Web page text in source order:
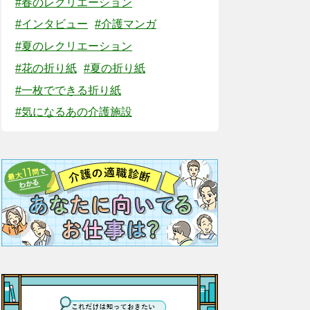
#インタビュー
#介護マンガ
#夏のレクリエーション
#花の折り紙 #夏の折り紙
#一枚でできる折り紙
#気になるあの介護施設